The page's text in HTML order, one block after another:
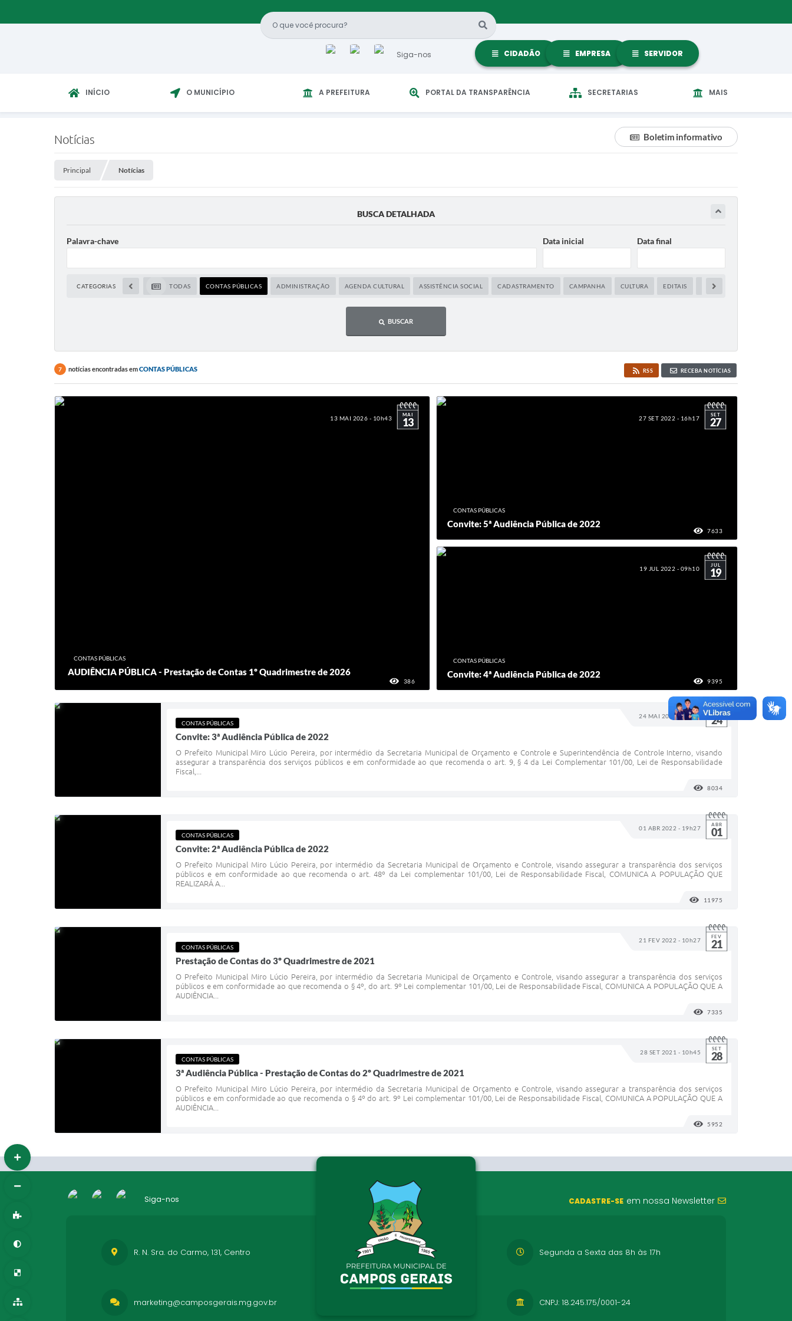
Siga-nos CIDADÃO EMPRESA SERVIDOR
INÍCIO O MUNICÍPIO A PREFEITURA PORTAL DA TRANSPARÊNCIA SECRETARIAS MAIS
Notícias Boletim informativo
Principal Notícias
BUSCA DETALHADA
Palavra-chave Data inicial Data final
CATEGORIAS TODAS CONTAS PÚBLICAS ADMINISTRAÇÃO AGENDA CULTURAL ASSISTÊNCIA SOCIAL CADASTRAMENTO CAMPANHA CULTURA EDITAIS EDUCAÇÃO
BUSCAR
7 notícias encontradas emCONTAS PÚBLICAS RSS RECEBA NOTÍCIAS
13 MAI 2026 - 10h43 MAI
13
CONTAS PÚBLICAS
AUDIÊNCIA PÚBLICA - Prestação de Contas 1º Quadrimestre de 2026
386
27 SET 2022 - 16h17 SET
27
CONTAS PÚBLICAS
Convite: 5ª Audiência Pública de 2022
7633
19 JUL 2022 - 09h10 JUL
19
CONTAS PÚBLICAS
Convite: 4ª Audiência Pública de 2022
9395
24 MAI 2022 - 12h30 MAI
24
CONTAS PÚBLICAS
Convite: 3ª Audiência Pública de 2022
O Prefeito Municipal Miro Lúcio Pereira, por intermédio da Secretaria Municipal de Orçamento e Controle e Superintendência de Controle Interno, visando
assegurar a transparência dos serviços públicos e em conformidade ao que recomenda o art. 9, § 4 da Lei Complementar 101/00, Lei de Responsabilidade
Fiscal,...
8034
01 ABR 2022 - 19h27 ABR
01
CONTAS PÚBLICAS
Convite: 2ª Audiência Pública de 2022
O Prefeito Municipal Miro Lúcio Pereira, por intermédio da Secretaria Municipal de Orçamento e Controle, visando assegurar a transparência dos serviços
públicos e em conformidade ao que recomenda o art. 48º da Lei complementar 101/00, Lei de Responsabilidade Fiscal, COMUNICA A POPULAÇÃO QUE
REALIZARÁ A...
11975
21 FEV 2022 - 10h27 FEV
21
CONTAS PÚBLICAS
Prestação de Contas do 3º Quadrimestre de 2021
O Prefeito Municipal Miro Lúcio Pereira, por intermédio da Secretaria Municipal de Orçamento e Controle, visando assegurar a transparência dos serviços
públicos e em conformidade ao que recomenda o § 4º, do art. 9º Lei complementar 101/00, Lei de Responsabilidade Fiscal, COMUNICA A POPULAÇÃO QUE A
AUDIÊNCIA...
7335
28 SET 2021 - 10h45 SET
28
CONTAS PÚBLICAS
3ª Audiência Pública - Prestação de Contas do 2º Quadrimestre de 2021
O Prefeito Municipal Miro Lúcio Pereira, por intermédio da Secretaria Municipal de Orçamento e Controle, visando assegurar a transparência dos serviços
públicos e em conformidade ao que recomenda o § 4º do art. 9º Lei complementar 101/00, Lei de Responsabilidade Fiscal, COMUNICA A POPULAÇÃO QUE A
AUDIÊNCIA...
5952
Siga-nos CADASTRE-SE em nossa Newsletter
R. N. Sra. do Carmo, 131, Centro Segunda a Sexta das 8h às 17h
CNPJ: 18.245.175/0001-24
marketing@camposgerais.mg.gov.br